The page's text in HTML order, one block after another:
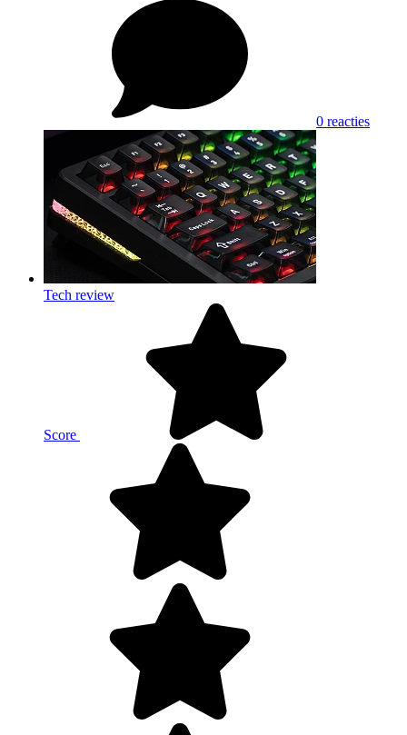
0 reacties
Tech review
Score